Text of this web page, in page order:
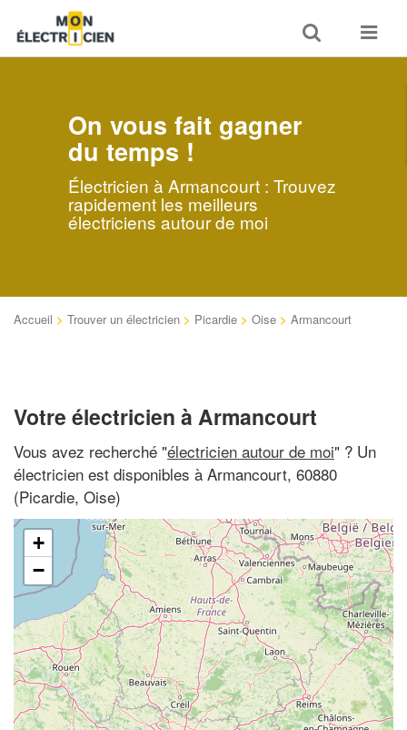
Toggle
search
Toggle
On vous fait gagner
du temps !
Électricien à Armancourt : Trouvez
rapidement les meilleurs
électriciens autour de moi
Accueil > Trouver un électricien > Picardie > Oise > Armancourt
Votre électricien à Armancourt
Vous avez recherché "électricien autour de moi" ? Un
électricien est disponibles à Armancourt, 60880
(Picardie, Oise)
+
−